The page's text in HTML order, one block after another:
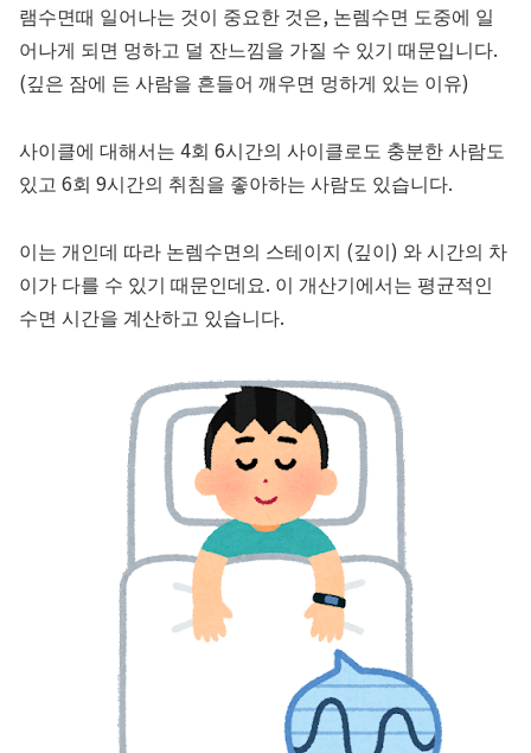
램수면때 일어나는 것이 중요한 것은, 논렘수면 도중에 일
어나게 되면 멍하고 덜 잔느낌을 가질 수 있기 때문입니다.
(깊은 잠에 든 사람을 흔들어 깨우면 멍하게 있는 이유)
사이클에 대해서는 4회 6시간의 사이클로도 충분한 사람도
있고 6회 9시간의 취침을 좋아하는 사람도 있습니다.
이는 개인데 따라 논렘수면의 스테이지 (깊이) 와 시간의 차
이가 다를 수 있기 때문인데요. 이 개산기에서는 평균적인
수면 시간을 계산하고 있습니다.